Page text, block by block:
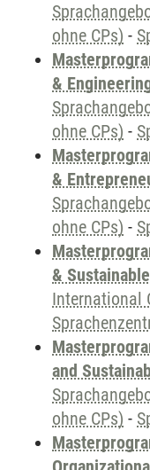
ohne CPs) -
&
ohne CPs) -
&
ohne CPs) -
&
International
and
ohne CPs) -